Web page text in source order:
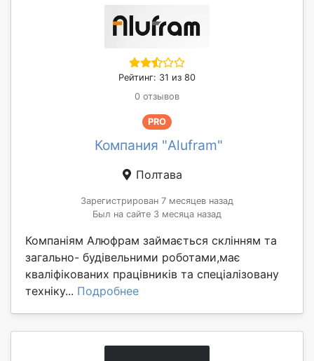
Рейтинг: 31 из 80
0 отзывов
PRO
Компания "Alufram"
Полтава
Зарегистрирован 7 месяцев назад
Был на сайте 3 месяца назад
Компаніям Алюфрам займається склінням та
загально- будівельними роботами,має
кваліфікованих працівників та спеціалізовану
техніку... Подробнее